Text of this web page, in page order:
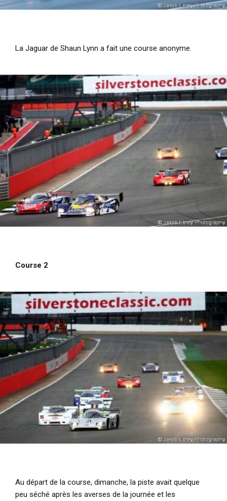
La Jaguar de Shaun Lynn a fait une course anonyme.
Course 2
Au départ de la course, dimanche, la piste avait quelque
peu séché après les averses de la journée et les